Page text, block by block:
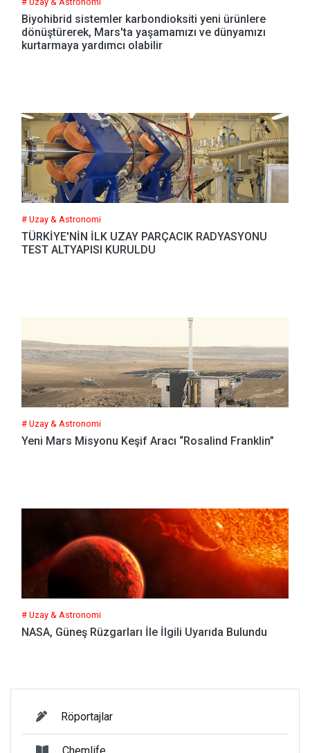
Biyohibrid sistemler karbondioksiti yeni ürünlere
dönüştürerek, Mars'ta yaşamamızı ve dünyamızı
kurtarmaya yardımcı olabilir
# Uzay & Astronomi
TÜRKİYE'NİN İLK UZAY PARÇACIK RADYASYONU
TEST ALTYAPISI KURULDU
# Uzay & Astronomi
Yeni Mars Misyonu Keşif Aracı “Rosalind Franklin”
# Uzay & Astronomi
NASA, Güneş Rüzgarları İle İlgili Uyarıda Bulundu
Röportajlar